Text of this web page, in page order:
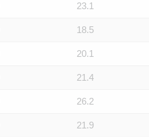
23.1
18.5
20.1
21.4
26.2
21.9